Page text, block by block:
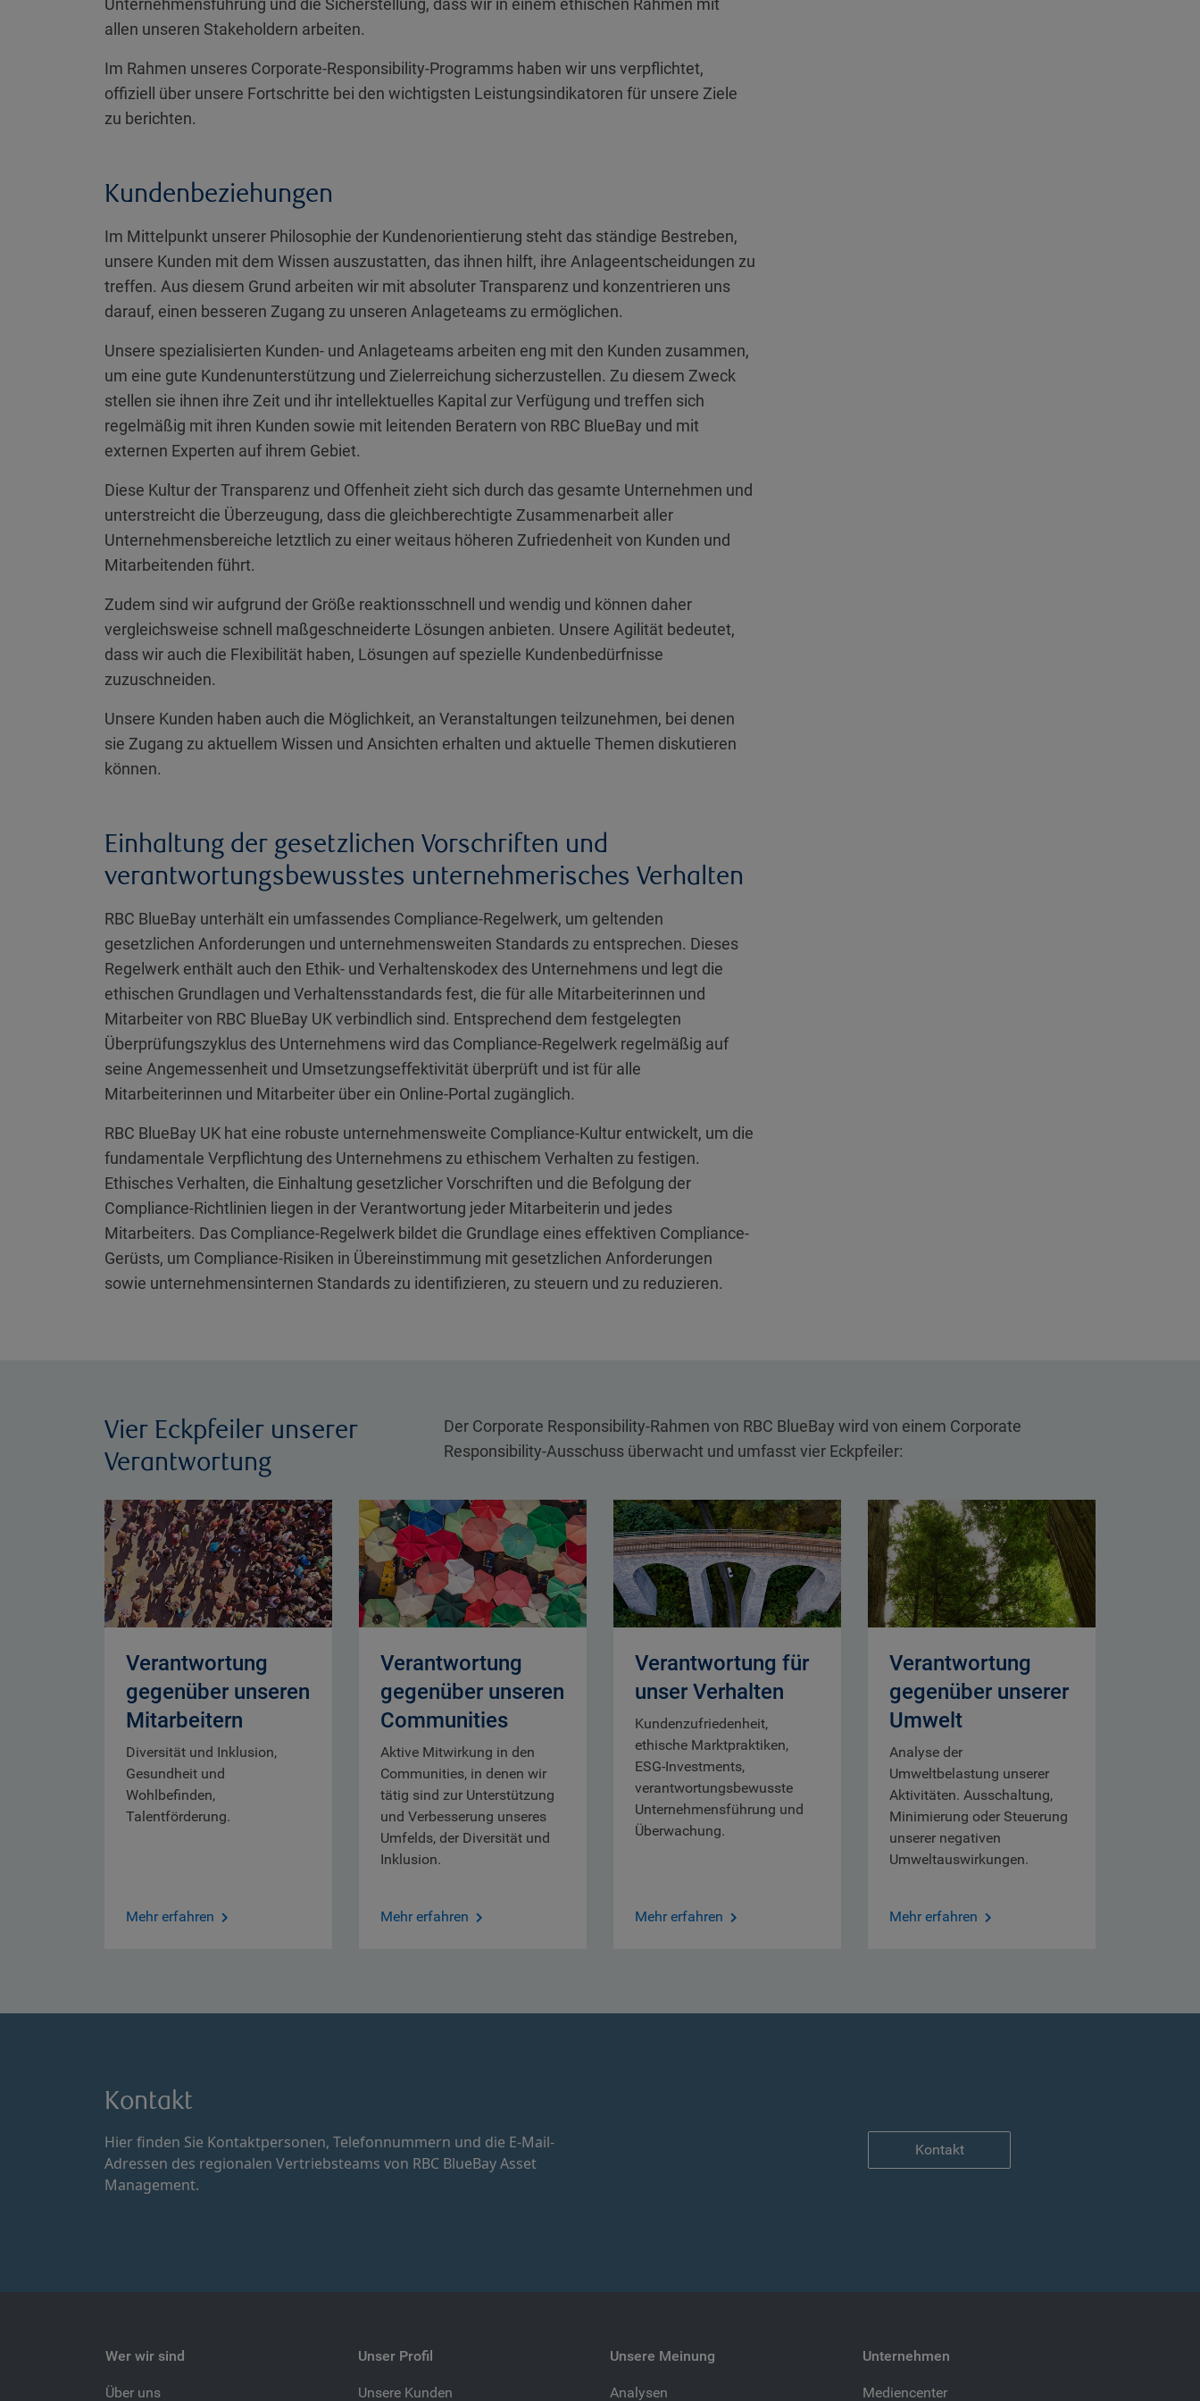
Unternehmensführung und die Sicherstellung, dass wir in einem ethischen Rahmen mit
allen unseren Stakeholdern arbeiten.
Im Rahmen unseres Corporate-Responsibility-Programms haben wir uns verpflichtet,
offiziell über unsere Fortschritte bei den wichtigsten Leistungsindikatoren für unsere Ziele
zu berichten.
Kundenbeziehungen
Im Mittelpunkt unserer Philosophie der Kundenorientierung steht das ständige Bestreben,
unsere Kunden mit dem Wissen auszustatten, das ihnen hilft, ihre Anlageentscheidungen zu
treffen. Aus diesem Grund arbeiten wir mit absoluter Transparenz und konzentrieren uns
darauf, einen besseren Zugang zu unseren Anlageteams zu ermöglichen.
Unsere spezialisierten Kunden- und Anlageteams arbeiten eng mit den Kunden zusammen,
um eine gute Kundenunterstützung und Zielerreichung sicherzustellen. Zu diesem Zweck
stellen sie ihnen ihre Zeit und ihr intellektuelles Kapital zur Verfügung und treffen sich
regelmäßig mit ihren Kunden sowie mit leitenden Beratern von RBC BlueBay und mit
externen Experten auf ihrem Gebiet.
Diese Kultur der Transparenz und Offenheit zieht sich durch das gesamte Unternehmen und
unterstreicht die Überzeugung, dass die gleichberechtigte Zusammenarbeit aller
Unternehmensbereiche letztlich zu einer weitaus höheren Zufriedenheit von Kunden und
Mitarbeitenden führt.
Zudem sind wir aufgrund der Größe reaktionsschnell und wendig und können daher
vergleichsweise schnell maßgeschneiderte Lösungen anbieten. Unsere Agilität bedeutet,
dass wir auch die Flexibilität haben, Lösungen auf spezielle Kundenbedürfnisse
zuzuschneiden.
Unsere Kunden haben auch die Möglichkeit, an Veranstaltungen teilzunehmen, bei denen
sie Zugang zu aktuellem Wissen und Ansichten erhalten und aktuelle Themen diskutieren
können.
Einhaltung der gesetzlichen Vorschriften und
verantwortungsbewusstes unternehmerisches Verhalten
RBC BlueBay unterhält ein umfassendes Compliance-Regelwerk, um geltenden
gesetzlichen Anforderungen und unternehmensweiten Standards zu entsprechen. Dieses
Regelwerk enthält auch den Ethik- und Verhaltenskodex des Unternehmens und legt die
ethischen Grundlagen und Verhaltensstandards fest, die für alle Mitarbeiterinnen und
Mitarbeiter von RBC BlueBay UK verbindlich sind. Entsprechend dem festgelegten
Überprüfungszyklus des Unternehmens wird das Compliance-Regelwerk regelmäßig auf
seine Angemessenheit und Umsetzungseffektivität überprüft und ist für alle
Mitarbeiterinnen und Mitarbeiter über ein Online-Portal zugänglich.
RBC BlueBay UK hat eine robuste unternehmensweite Compliance-Kultur entwickelt, um die
fundamentale Verpflichtung des Unternehmens zu ethischem Verhalten zu festigen.
Ethisches Verhalten, die Einhaltung gesetzlicher Vorschriften und die Befolgung der
Compliance-Richtlinien liegen in der Verantwortung jeder Mitarbeiterin und jedes
Mitarbeiters. Das Compliance-Regelwerk bildet die Grundlage eines effektiven Compliance-
Gerüsts, um Compliance-Risiken in Übereinstimmung mit gesetzlichen Anforderungen
sowie unternehmensinternen Standards zu identifizieren, zu steuern und zu reduzieren.
Vier Eckpfeiler unserer
Verantwortung
Der Corporate Responsibility-Rahmen von RBC BlueBay wird von einem Corporate
Responsibility-Ausschuss überwacht und umfasst vier Eckpfeiler:
Verantwortung
gegenüber unseren
Mitarbeitern
Diversität und Inklusion,
Gesundheit und
Wohlbefinden,
Talentförderung.
Mehr erfahren
Verantwortung
gegenüber unseren
Communities
Aktive Mitwirkung in den
Communities, in denen wir
tätig sind zur Unterstützung
und Verbesserung unseres
Umfelds, der Diversität und
Inklusion.
Mehr erfahren
Verantwortung für
unser Verhalten
Kundenzufriedenheit,
ethische Marktpraktiken,
ESG-Investments,
verantwortungsbewusste
Unternehmensführung und
Überwachung.
Mehr erfahren
Verantwortung
gegenüber unserer
Umwelt
Analyse der
Umweltbelastung unserer
Aktivitäten. Ausschaltung,
Minimierung oder Steuerung
unserer negativen
Umweltauswirkungen.
Mehr erfahren
Kontakt
Hier finden Sie Kontaktpersonen, Telefonnummern und die E-Mail-
Adressen des regionalen Vertriebsteams von RBC BlueBay Asset
Management.
Kontakt
Wer wir sind
Über uns
Unser Profil
Unsere Kunden
Unsere Meinung
Analysen
Unternehmen
Mediencenter